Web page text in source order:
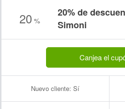
20 %
20% de
Simoni
Canjea el
Nuevo cliente: Sí